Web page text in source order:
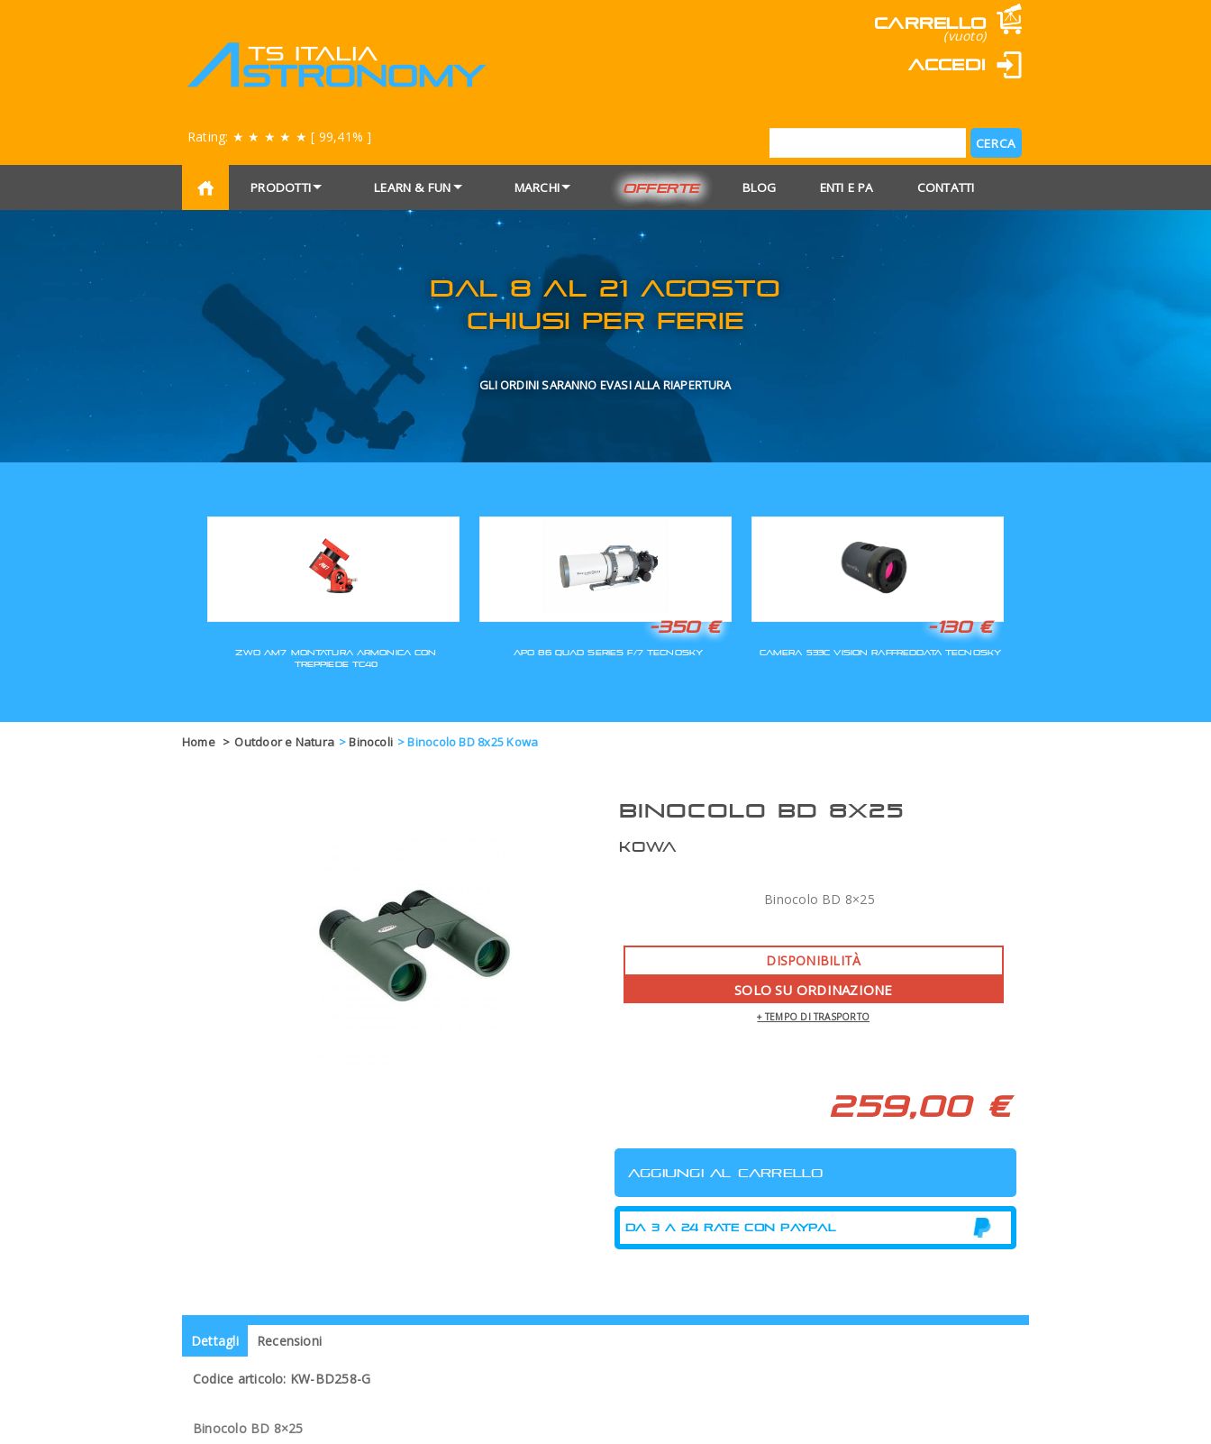
Carrello
(vuoto)
Accedi
Rating: ★ ★ ★ ★ ★ [ 99,41% ]
PRODOTTI LEARN & FUN MARCHI OFFERTE BLOG ENTI E PA CONTATTI
DAL 8 AL 21 AGOSTO
CHIUSI PER FERIE
Home > Outdoor e Natura >Binocoli >Binocolo BD 8x25 Kowa
BINOCOLO BD 8X25
KOWA
Binocolo BD 8×25
DISPONIBILITÀ
SOLO SU ORDINAZIONE
+ TEMPO DI TRASPORTO
259,00 €
Dettagli Recensioni
Codice articolo: KW-BD258-G
Binocolo BD 8×25